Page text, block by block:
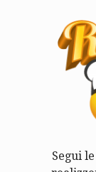
Segui